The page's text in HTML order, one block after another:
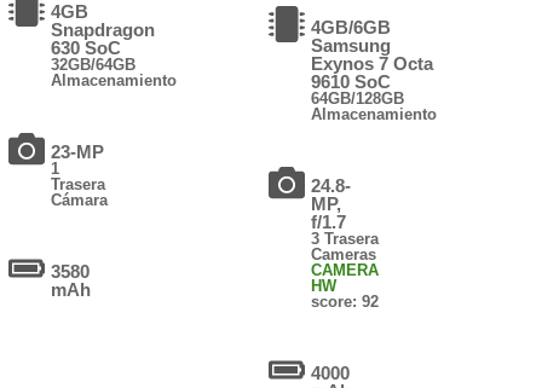
4GB
Snapdragon
630 SoC
32GB/64GB
Almacenamiento
23-MP
1
Trasera
Cámara
3580
mAh
4GB/6GB
Samsung
Exynos 7 Octa
9610 SoC
64GB/128GB
Almacenamiento
24.8-
MP,
f/1.7
3 Trasera
Cameras
CAMERA
HW
score: 92
4000